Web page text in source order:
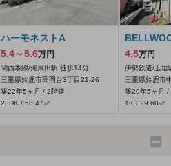
ハーモネストA
5.4～5.6万円
関西本線/河原田駅 徒歩14分
三重県鈴鹿市高岡台3丁目21-26
築22年5ヶ月 / 2階建
2LDK / 58.47㎡
4.5万円
伊勢鉄道/玉垣
三重県鈴鹿市
築20年5ヶ月 /
1K / 29.60㎡